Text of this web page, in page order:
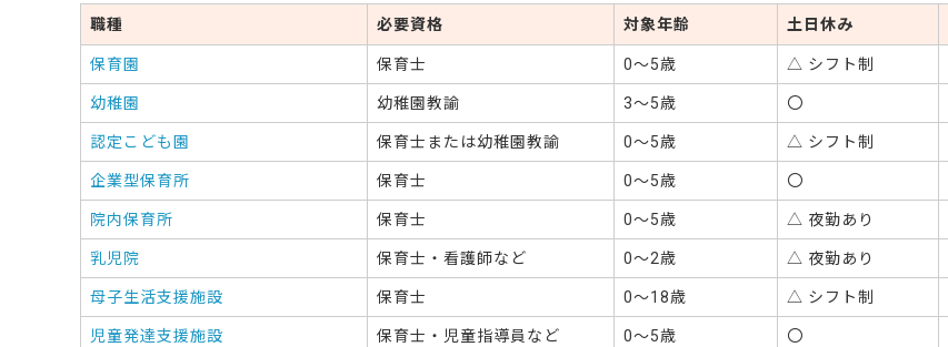
職種 必要資格 対象年齢 土日休み
保育園 保育士 0〜5歳 △ シフト制
幼稚園 幼稚園教諭 3〜5歳 〇
認定こども園 保育士または幼稚園教諭 0〜5歳 △ シフト制
企業型保育所 保育士 0〜5歳 〇
院内保育所 保育士 0〜5歳 △ 夜勤あり
乳児院 保育士・看護師など 0〜2歳 △ 夜勤あり
母子生活支援施設 保育士 0〜18歳 △ シフト制
児童発達支援施設 保育士・児童指導員など 0〜5歳 〇